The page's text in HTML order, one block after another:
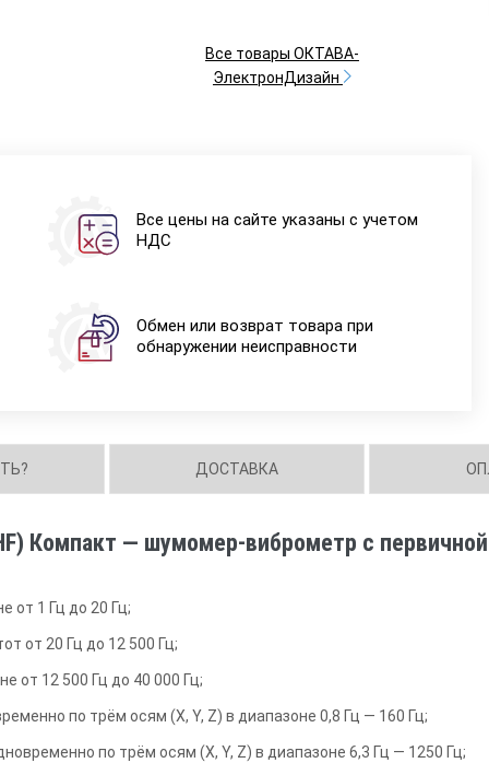
Все товары ОКТАВА-
ЭлектронДизайн
Все цены на сайте указаны с учетом
НДС
Обмен или возврат товара при
обнаружении неисправности
ДОСТАВКА
Компакт — шумомер-виброметр с
от 1 Гц до 20 Гц;
от 20 Гц до 12 500 Гц;
от 12 500 Гц до 40 000 Гц;
по трём осям (X, Y, Z) в диапазоне 0,8 Гц — 160 Гц;
по трём осям (X, Y, Z) в диапазоне 6,3 Гц — 1250 Гц;